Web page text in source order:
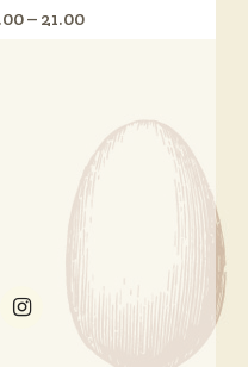
– 21.00